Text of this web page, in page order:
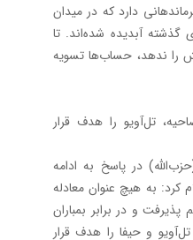
دارد که در میدان
آبدیده شده‌اند. تا
را ندهد، حساب‌ها تسویه
تل‌آویو را هدف قرار
در پاسخ به ادامه
کرد: به هیچ عنوان معادله
و در برابر بمباران
ضاحیه و بیروت، حزب‌الله هم تل‌‎آویو و حیفا را هدف قرار